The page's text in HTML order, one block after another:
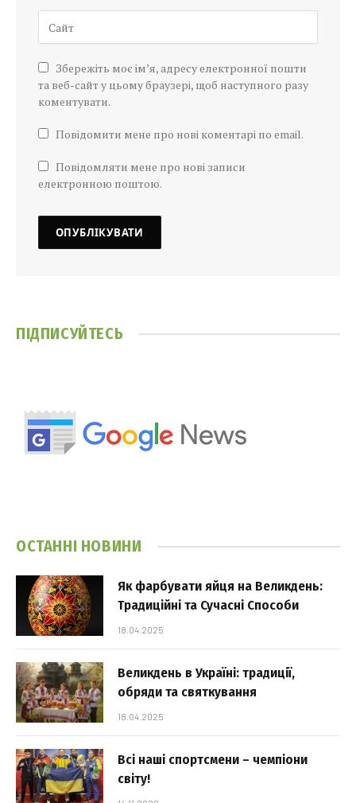
Збережіть моє ім’я, адресу електронної пошти
та веб-сайт у цьому браузері, щоб наступного разу
коментувати.
Повідомити мене про нові коментарі по email.
Повідомляти мене про нові записи
електронною поштою.
ПІДПИСУЙТЕСЬ
ОСТАННІ НОВИНИ
Як фарбувати яйця на Великдень:
Традиційні та Сучасні Способи
18.04.2025
Великдень в Україні: традиції,
обряди та святкування
18.04.2025
Всі наші спортсмени – чемпіони
світу!